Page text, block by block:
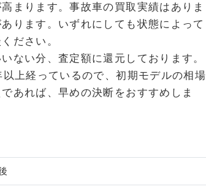
まります。事故車の買取実績はありま
ります。いずれにしても状態によって
ださい。
ない分、査定額に還元しております。
上経っているので、初期モデルの相場
あれば、早めの決断をおすすめしま